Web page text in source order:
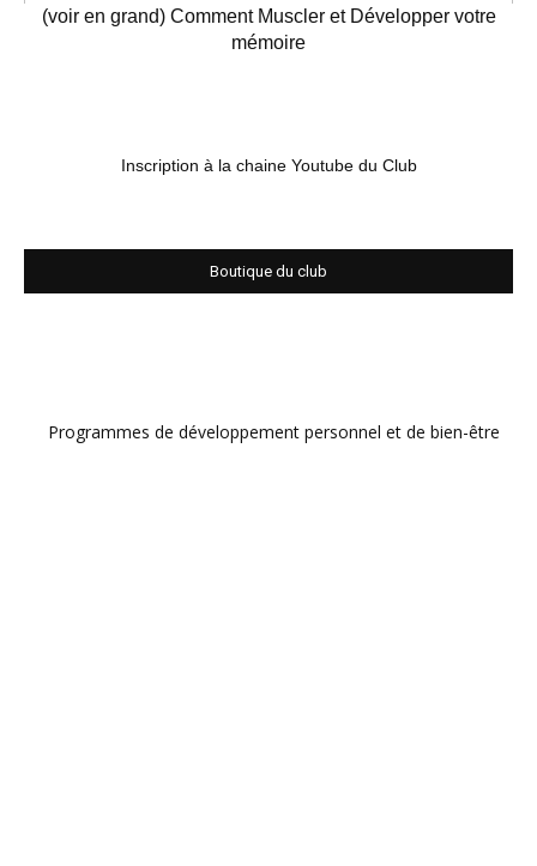
(voir en grand) Comment Muscler et Développer votre
mémoire
Inscription à la chaine Youtube du Club
Boutique du club
Programmes de développement personnel et de bien-être